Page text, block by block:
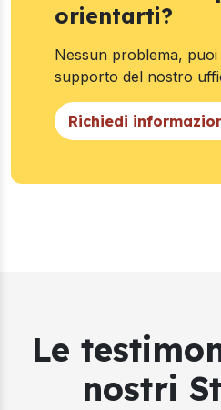
orientarti?
Nessun problema, puoi
supporto del nostro
Richiedi
Le
nostri